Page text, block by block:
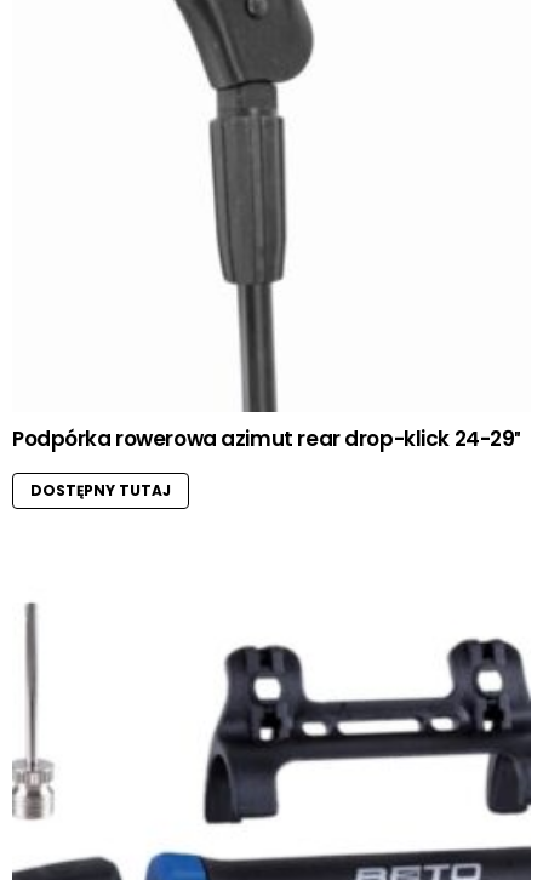
Podpórka rowerowa azimut rear drop-klick 24-29″
DOSTĘPNY TUTAJ